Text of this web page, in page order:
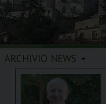
ARCHIVIO NEWS